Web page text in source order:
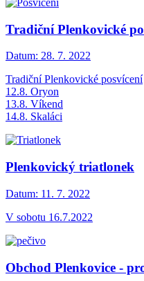
Tradiční Plenkovické
Datum: 28. 7. 2022
Tradiční Plenkovické posvícení
12.8. Oryon
13.8. Víkend
14.8. Skaláci
Plenkovický triatlonek
Datum: 11. 7. 2022
V sobotu 16.7.2022
Obchod Plenkovice -